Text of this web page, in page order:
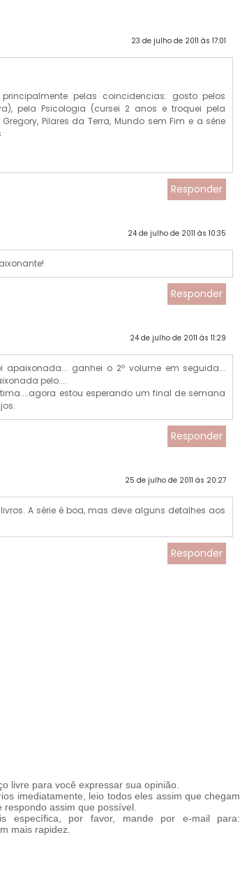
23 de julho de 2011 às 17:01
pelas coincidencias: gosto pelos
pela Psicologia (cursei 2 anos e troquei pela
Pilares da Terra, Mundo sem Fim e a série
Responder
24 de julho de 2011 às 10:35
Responder
24 de julho de 2011 às 11:29
apaixonada... ganhei o 2º volume em seguida...
pelo....
estou esperando um final de semana
Responder
25 de julho de 2011 às 20:27
A série é boa, mas deve alguns detalhes aos
Responder
livre para você expressar sua opinião.
imediatamente, leio todos eles assim que chegam
assim que possível.
específica, por favor, mande por e-mail para:
mais rapidez.